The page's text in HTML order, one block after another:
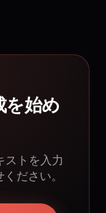
を始め
ストを入力
ださい。